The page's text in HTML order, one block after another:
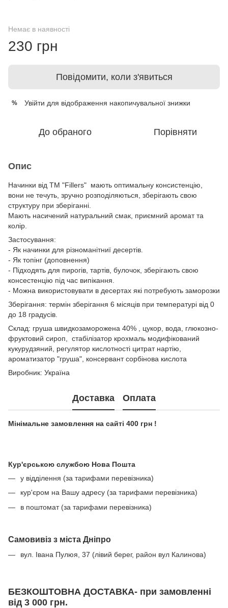
Немає в наявності
230 грн
Повідомити, коли з'явиться
% Увійти для відображення накопичувальної знижки
До обраного Порівняти
Опис
Начинки від ТМ "Fillers" мають оптимальну консистенцію,
вони не течуть, зручно розподіляються, зберігають свою
структуру при зберіганні.
Мають насичений натуральний смак, приємний аромат та
колір.
Застосування:
- Як начинки для різноманітниї десертів.
- Як топінг (доповнення)
- Підходять для пирогів, тартів, булочок, зберігають свою
консестенцію під час випікання.
- Можна використовувати в десертах які потребують заморозки
Зберігання: термін зберігання 6 місяців при температурі від 0
до 18 градусів.
Склад: груша швидкозаморожена 40% , цукор, вода, глюкозно-
фруктовий сироп, стабілізатор крохмаль модифікований
кукурудзяний, регулятор кислотності цитрат нартію,
ароматизатор "груша", консервант сорбінова кислота
Виробник: Україна
Доставка Оплата
Мінімальне замовлення на сайті 400 грн !
Кур'єрською службою Нова Пошта
у відділення (за тарифами перевізника)
кур'єром на Вашу адресу (за тарифами перевізника)
в поштомат (за тарифами перевізника)
Самовивіз з міста Дніпро
вул. Івана Пулюя, 37 (лівий берег, район вул Калинова)
БЕЗКОШТОВНА ДОСТАВКА- при замовленні
від 3 000 грн.